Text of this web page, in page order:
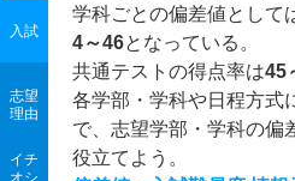
入試
志望
理由
イチ
オシ
学科ごとの偏差値として
4～46となっている。
共通テストの得点率は45
各学部・学科や日程方式
で、志望学部・学科の偏
役立てよう。